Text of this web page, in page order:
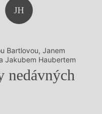
JH
Bartlovou, Janem
Jakubem Haubertem
nedávných